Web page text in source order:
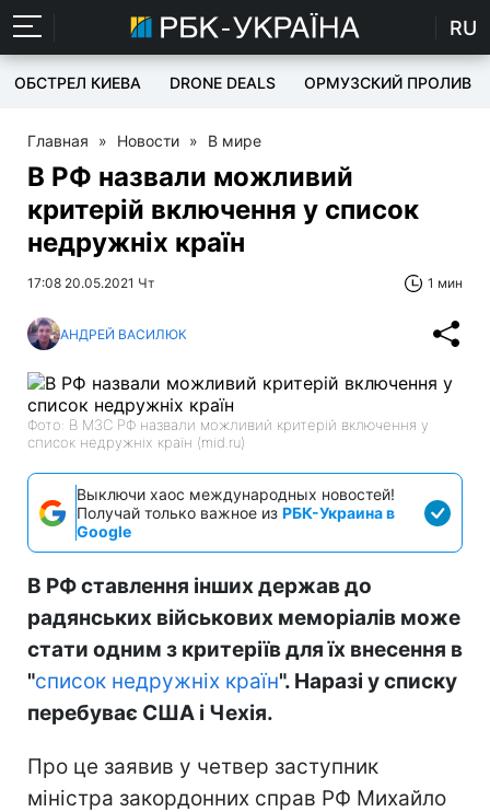
RU
ОБСТРЕЛ КИЕВА DRONE DEALS ОРМУЗСКИЙ ПРОЛИВ
Главная » Новости » В мире
В РФ назвали можливий
критерій включення у список
недружніх країн
17:08 20.05.2021 Чт 1 мин
АНДРЕЙ ВАСИЛЮК
Фото: В МЗС РФ назвали можливий критерій включення у
список недружніх країн (mid.ru)
Выключи хаос международных новостей!
Получай только важное из РБК-Украина в
Google
В РФ ставлення інших держав до
радянських військових меморіалів може
стати одним з критеріїв для їх внесення в
"список недружніх країн". Наразі у списку
перебуває США і Чехія.
Про це заявив у четвер заступник
міністра закордонних справ РФ Михайло